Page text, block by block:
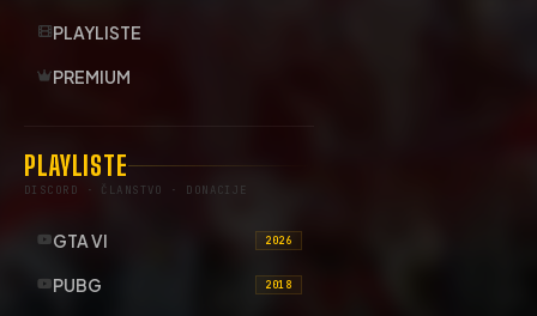
PLAYLISTE
PREMIUM
PLAYLISTE
DISCORD · ČLANSTVO · DONACIJE
GTA VI 2026
PUBG 2018